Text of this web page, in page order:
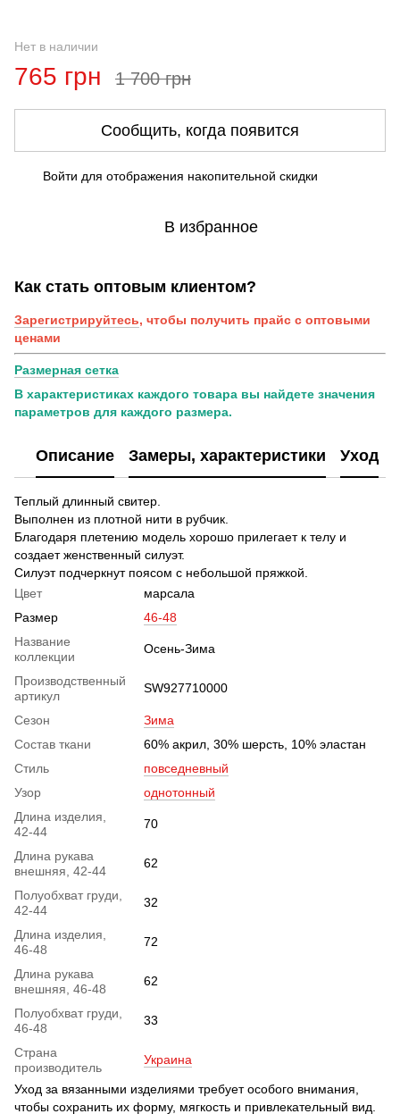
Нет в наличии
765 грн 1 700 грн
Сообщить, когда появится
Войти для отображения накопительной скидки
В избранное
Как стать оптовым клиентом?
Зарегистрируйтесь, чтобы получить прайс с оптовыми
ценами
Размерная сетка
В характеристиках каждого товара вы найдете значения
параметров для каждого размера.
Описание Замеры, характеристики Уход
Теплый длинный свитер.
Выполнен из плотной нити в рубчик.
Благодаря плетению модель хорошо прилегает к телу и
создает женственный силуэт.
Силуэт подчеркнут поясом с небольшой пряжкой.
Цвет
марсала
Размер
46-48
Название
коллекции
Осень-Зима
Производственный
артикул
SW927710000
Сезон
Зима
Состав ткани
60% акрил, 30% шерсть, 10% эластан
Стиль
повседневный
Узор
однотонный
Длина изделия,
42-44
70
Длина рукава
внешняя, 42-44
62
Полуобхват груди,
42-44
32
Длина изделия,
46-48
72
Длина рукава
внешняя, 46-48
62
Полуобхват груди,
46-48
33
Страна
производитель
Украина
Уход за вязанными изделиями требует особого внимания,
чтобы сохранить их форму, мягкость и привлекательный вид.